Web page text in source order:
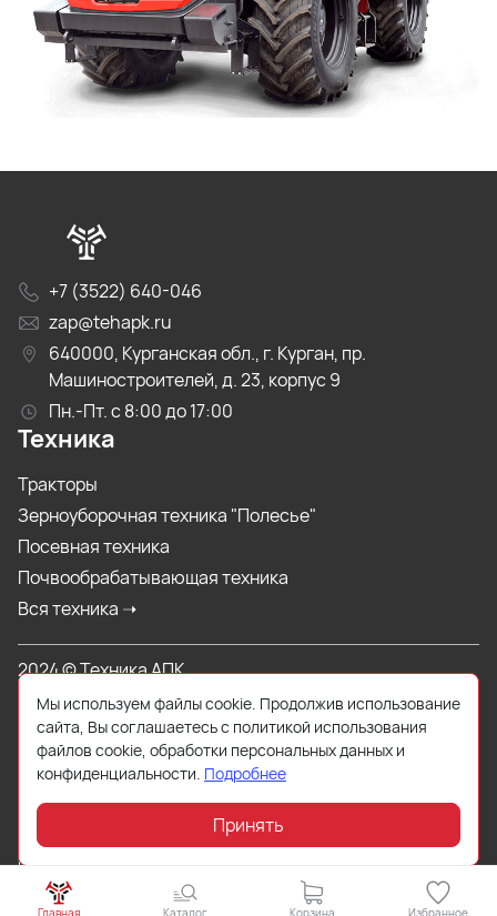
+7 (3522) 640-046
zap@tehapk.ru
640000, Курганская обл., г. Курган, пр.
Машиностроителей, д. 23, корпус 9
Пн.-Пт. с 8:00 до 17:00
Техника
Тракторы
Зерноуборочная техника "Полесье"
Посевная техника
Почвообрабатывающая техника
Вся техника ➝
2024 © Техника АПК
Продажа сельхозтехники, производство и реализация
запасных частей к технике сельскохозяйственного,
промышленного и гражданского назначения.
характер и ни при каких условиях не является публичной офертой,
определяемой положениями Статьи 437 (2) Гражданского кодекса
РФ.
Главная Каталог Корзина Избранное
Мы используем файлы cookie. Продолжив использование
сайта, Вы соглашаетесь с политикой использования
файлов cookie, обработки персональных данных и
конфиденциальности. Подробнее
Принять